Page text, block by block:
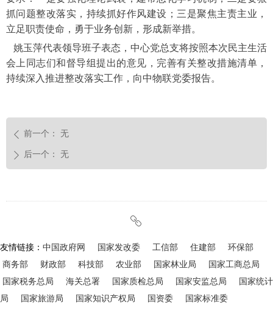
抓问题整改落实，持续抓好作风建设；三是聚焦主责主业，
立足职责使命，勇于业务创新，形成新举措。
姚玉萍代表领导班子表态，中心党总支将按照本次民主生活
会上同志们和督导组提出的意见，完善有关整改措施清单，
持续深入推进整改落实工作，向中物联党委报告。
ꄴ 前一个： 无
ꄲ 后一个： 无
友情链接： 中国政府网 国家发改委 工信部 住建部
环保部
商务部
财政部 科技部 农业部 国家林业局
国家工商总局
国家税务总局
海关总署 国家质检总局 国家安监总局
国家统计
局
国家旅游局 国家知识产权局 国资委 国家标准委
ꁓ